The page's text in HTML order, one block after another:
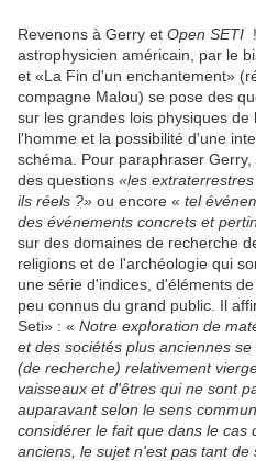
Revenons à Gerry et Open SETI
astrophysicien américain, par le
et «La Fin d'un enchantement»
compagne Malou) se pose des
sur les grandes lois physiques
l'homme et la possibilité d'une
schéma. Pour paraphraser
des questions «les
ils réels ?» ou encore « tel
des événements concrets et
sur des domaines de recherche
religions et de l'archéologie qui
une série d'indices, d'éléments
peu connus du grand public. Il
Seti» : « Notre exploration de
et des sociétés plus anciennes
(de recherche) relativement
vaisseaux et d'êtres qui ne sont
auparavant selon le sens
considérer le fait que dans le cas
anciens, le sujet n'est pas tant